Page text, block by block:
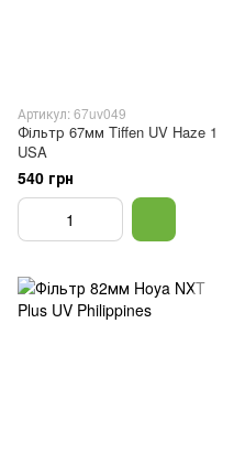
Артикул: 67uv049
Фільтр 67мм Tiffen UV Haze 1
USA
540 грн